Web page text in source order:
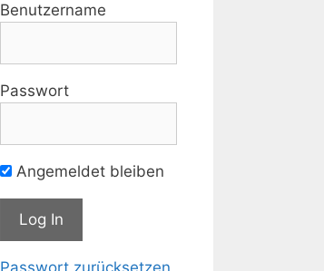
Benutzername
Passwort
Angemeldet bleiben